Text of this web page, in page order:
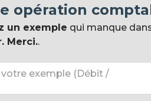
opération
un exemple qui manque
Merci..
votre exemple (Débit /